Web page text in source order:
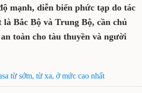
mạnh, diễn biến phức tạp do tác
Bắc Bộ và Trung Bộ, cần chủ
toàn cho tàu thuyền và người
từ sớm, từ xa, ở mức cao nhất